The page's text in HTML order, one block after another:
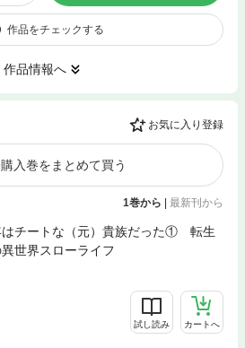
作品をチェックする
作品情報へ
お気に入り登録
入巻をまとめて買う
1巻から | 最新刊から
はチートな（元）貴族だった① 転生
世界スローライフ
試し読み カートへ